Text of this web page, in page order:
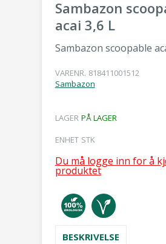
Sambazon
acai 3,6 L
Sambazon scoopable
VARENR. 818411001512
Sambazon
LAGER PÅ LAGER
ENHET STK
Du må logge inn for å
produktet
BESKRIVELSE